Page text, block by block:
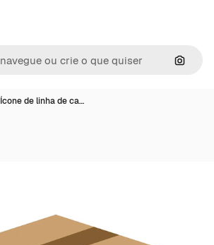
Ícone de linha de ca…